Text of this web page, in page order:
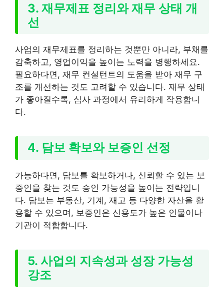
3. 재무제표 정리와 재무 상태 개
선
사업의 재무제표를 정리하는 것뿐만 아니라, 부채를
감축하고, 영업이익을 높이는 노력을 병행하세요.
필요하다면, 재무 컨설턴트의 도움을 받아 재무 구
조를 개선하는 것도 고려할 수 있습니다. 재무 상태
가 좋아질수록, 심사 과정에서 유리하게 작용합니
다.
4. 담보 확보와 보증인 선정
가능하다면, 담보를 확보하거나, 신뢰할 수 있는 보
증인을 찾는 것도 승인 가능성을 높이는 전략입니
다. 담보는 부동산, 기계, 재고 등 다양한 자산을 활
용할 수 있으며, 보증인은 신용도가 높은 인물이나
기관이 적합합니다.
5. 사업의 지속성과 성장 가능성
강조